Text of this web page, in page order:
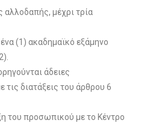
μέχρι τρία
(1) ακαδημαϊκό εξάμηνο
άδειες
τις διατάξεις του άρθρου 6
του προσωπικού με το Κέντρο